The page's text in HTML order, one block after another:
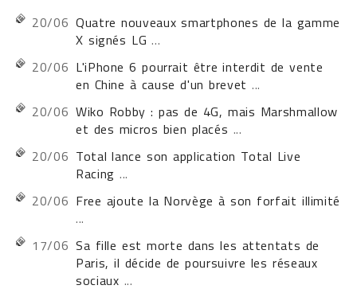
20/06 Quatre nouveaux smartphones de la gamme
X signés LG...
20/06 L'iPhone 6 pourrait être interdit de vente
en Chine à cause d'un brevet ...
20/06 Wiko Robby : pas de 4G, mais Marshmallow
et des micros bien placés ...
20/06 Total lance son application Total Live
Racing ...
20/06 Free ajoute la Norvège à son forfait illimité
...
17/06 Sa fille est morte dans les attentats de
Paris, il décide de poursuivre les réseaux
sociaux ...